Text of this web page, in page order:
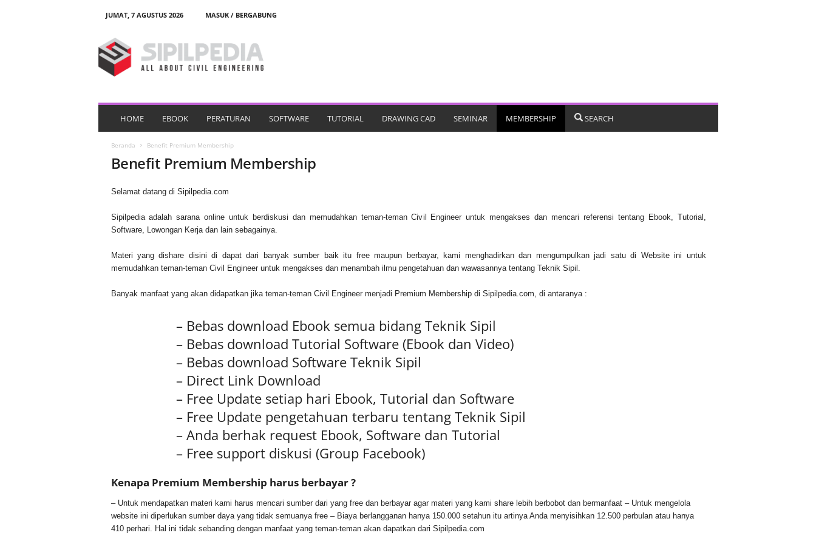
JUMAT, 7 AGUSTUS 2026
MASUK / BERGABUNG
p
i
e
i
HOME EBOOK PERATURAN SOFTWARE TUTORIAL DRAWING CAD SEMINAR MEMBERSHIP SEARCH
Beranda Benefit Premium Membership
Benefit Premium Membership
Selamat datang di Sipilpedia.com
Sipilpedia adalah sarana online untuk berdiskusi dan memudahkan teman-teman Civil Engineer untuk mengakses dan mencari referensi tentang Ebook, Tutorial,
Software, Lowongan Kerja dan lain sebagainya.
Materi yang dishare disini di dapat dari banyak sumber baik itu free maupun berbayar, kami menghadirkan dan mengumpulkan jadi satu di Website ini untuk
memudahkan teman-teman Civil Engineer untuk mengakses dan menambah ilmu pengetahuan dan wawasannya tentang Teknik Sipil.
Banyak manfaat yang akan didapatkan jika teman-teman Civil Engineer menjadi Premium Membership di Sipilpedia.com, di antaranya :
– Bebas download Ebook semua bidang Teknik Sipil
– Bebas download Tutorial Software (Ebook dan Video)
– Bebas download Software Teknik Sipil
– Direct Link Download
– Free Update setiap hari Ebook, Tutorial dan Software
– Free Update pengetahuan terbaru tentang Teknik Sipil
– Anda berhak request Ebook, Software dan Tutorial
– Free support diskusi (Group Facebook)
Kenapa Premium Membership harus berbayar ?
– Untuk mendapatkan materi kami harus mencari sumber dari yang free dan berbayar agar materi yang kami share lebih berbobot dan bermanfaat – Untuk mengelola
website ini diperlukan sumber daya yang tidak semuanya free – Biaya berlangganan hanya 150.000 setahun itu artinya Anda menyisihkan 12.500 perbulan atau hanya
410 perhari. Hal ini tidak sebanding dengan manfaat yang teman-teman akan dapatkan dari Sipilpedia.com